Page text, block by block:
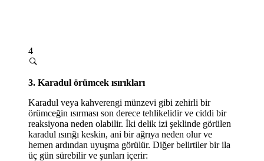
4
3. Karadul örümcek ısırıkları
Karadul veya kahverengi münzevi gibi zehirli bir
örümceğin ısırması son derece tehlikelidir ve ciddi bir
reaksiyona neden olabilir. İki delik izi şeklinde görülen
karadul ısırığı keskin, ani bir ağrıya neden olur ve
hemen ardından uyuşma görülür. Diğer belirtiler bir ila
üç gün sürebilir ve şunları içerir: